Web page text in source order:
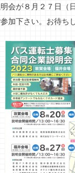
会が８月２７日
加下さい。お待ち